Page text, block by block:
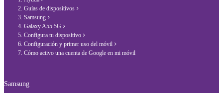
Guías de dispositivos
Samsung
Galaxy A55 5G
Configura tu dispositivo
Configuración y primer uso del móvil
Cómo activo una cuenta de Google en mi móvil
Samsung